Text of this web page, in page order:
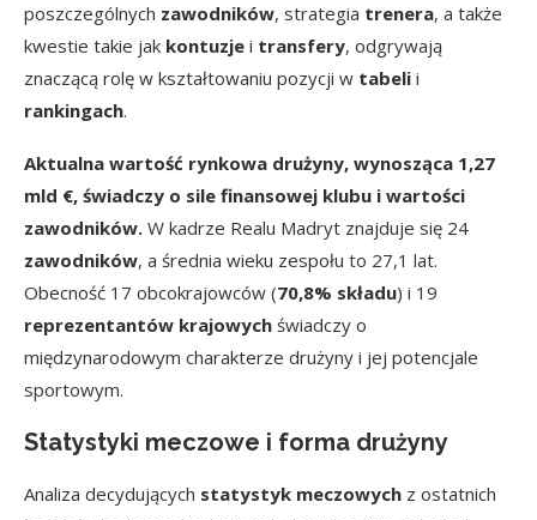
poszczególnych zawodników, strategia trenera, a także
kwestie takie jak kontuzje i transfery, odgrywają
znaczącą rolę w kształtowaniu pozycji w tabeli i
rankingach.
Aktualna wartość rynkowa drużyny, wynosząca 1,27
mld €, świadczy o sile finansowej klubu i wartości
zawodników. W kadrze Realu Madryt znajduje się 24
zawodników, a średnia wieku zespołu to 27,1 lat.
Obecność 17 obcokrajowców (70,8% składu) i 19
reprezentantów krajowych świadczy o
międzynarodowym charakterze drużyny i jej potencjale
sportowym.
Statystyki meczowe i forma drużyny
Analiza decydujących statystyk meczowych z ostatnich